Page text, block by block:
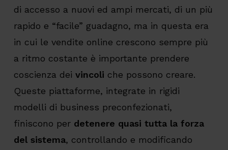
di accesso a nuovi ed ampi mercati, di un più
rapido e “facile” guadagno, ma in questa era
in cui le vendite online crescono sempre più
a ritmo costante è importante prendere
coscienza dei vincoli che possono creare.
Queste piattaforme, integrate in rigidi
modelli di business preconfezionati,
finiscono per detenere quasi tutta la forza
del sistema, controllando e modificando